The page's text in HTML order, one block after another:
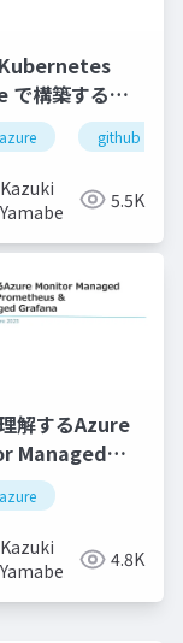
で構築する
Actions
Controller
azure github
Kazuki
Yamabe
5.5K
解するAzure
Managed
for
& Azure
Grafana
azure
Kazuki
Yamabe
4.8K